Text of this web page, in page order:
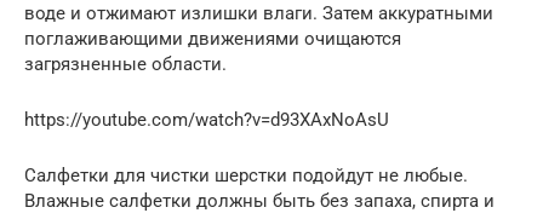
воде и отжимают излишки влаги. Затем аккуратными
поглаживающими движениями очищаются
загрязненные области.
https://youtube.com/watch?v=d93XAxNoAsU
Салфетки для чистки шерстки подойдут не любые.
Влажные салфетки должны быть без запаха, спирта и